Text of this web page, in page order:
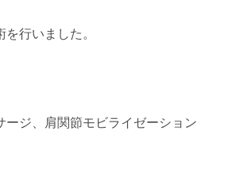
行いました。
ジ、肩関節モビライゼーション